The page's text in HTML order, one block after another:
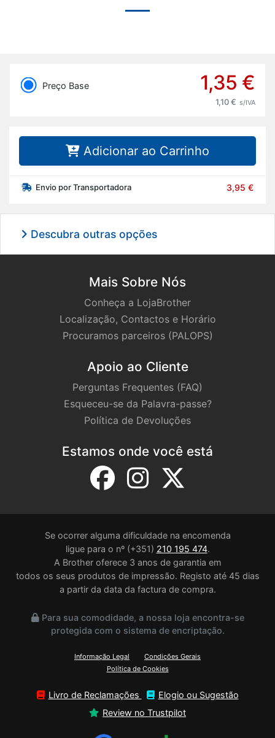
Preço Base 1,35 €
1,10 € s/IVA
Adicionar ao Carrinho
Envio por Transportadora 3,95 €
Descubra outras opções
Mais Sobre Nós
Conheça a LojaBrother
Localização, Contactos e Horário
Procuramos parceiros (PALOPS)
Apoio ao Cliente
Perguntas Frequentes (FAQ)
Esqueceu-se da Palavra-passe?
Política de Devoluções
Estamos onde você está
Se ocorrer alguma dificuldade na encomenda
ligue para o nº (+351) 210 195 474.
A Brother oferece 3 anos de garantia em
todos os seus produtos de impressão. Registo até 45 dias
a partir da data da factura de compra.
Para sua comodidade, a nossa loja encontra-se
protegida com o sistema de encriptação.
Informação Legal
Condições Gerais
Política de Cookies
Livro de Reclamações
Elogio ou Sugestão
Review no Trustpilot